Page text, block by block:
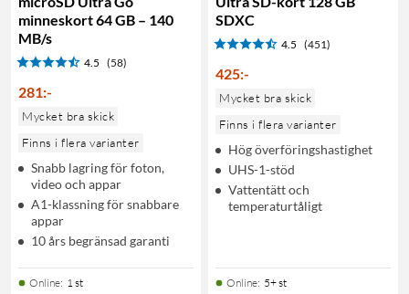
minneskort 64 GB – 140
MB/s
4.5 (58)
281:-
Mycket bra skick
Finns i flera varianter
Snabb lagring för foton,
video och appar
A1-klassning för snabbare
appar
10 års begränsad garanti
Online: 1 st
SDXC
4.5 (451)
425:-
Mycket bra skick
Finns i flera varianter
Hög överföringshastighet
UHS-1-stöd
Vattentätt och
temperaturtåligt
Online: 5+ st